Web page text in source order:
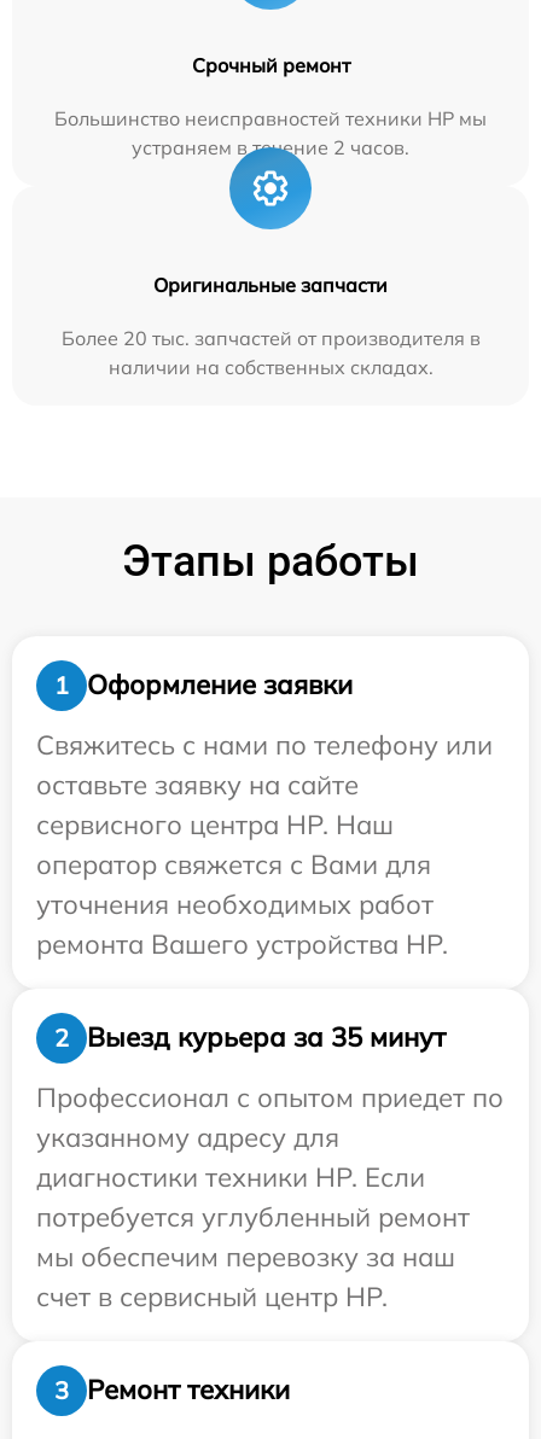
Срочный ремонт
Большинство неисправностей техники HP мы
устраняем в течение 2 часов.
Оригинальные запчасти
Более 20 тыс. запчастей от производителя в
наличии на собственных складах.
Этапы работы
1
Оформление заявки
Свяжитесь с нами по телефону или
оставьте заявку на сайте
сервисного центра HP. Наш
оператор свяжется с Вами для
уточнения необходимых работ
ремонта Вашего устройства HP.
2
Выезд курьера за 35 минут
Профессионал с опытом приедет по
указанному адресу для
диагностики техники HP. Если
потребуется углубленный ремонт
мы обеспечим перевозку за наш
счет в сервисный центр HP.
3
Ремонт техники